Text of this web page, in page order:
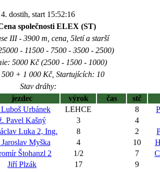
4. dostih, start 15:52:16
společnosti ELEX (ST)
III - 3900 m, cena, 5letí a starší
- 11500 - 7500 - 3500 - 2500)
5000 Kč (2500 - 1500 - 1000)
500 + 1 000 Kč, Startujících: 10
Stav dráhy:
jezdec výrok čas stč
Urbánek LEHCE 8
Pavel Kašný 3 4
Luka 2, Ing. 8 2
Jaroslav Myška 4 10
Štohanzl 2 1/2 7
Jiří Plzák 17 9